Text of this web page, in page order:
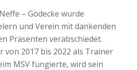
– Gödecke wurde
und Verein mit dankenden
Präsenten verabschiedet.
von 2017 bis 2022 als Trainer
MSV fungierte, wird sein